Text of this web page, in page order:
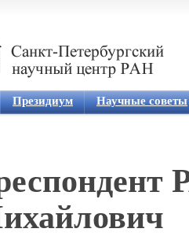
Президиум Научные советы